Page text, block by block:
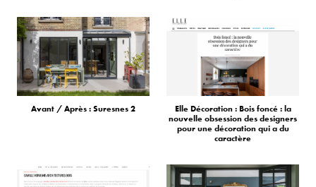
Avant / Après : Suresnes 2
Elle Décoration : Bois foncé : la
nouvelle obsession des designers
pour une décoration qui a du
caractère